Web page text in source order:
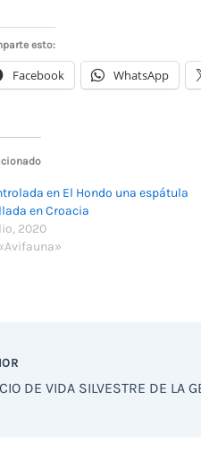
esto:
Facebook WhatsApp
en El Hondo una espátula
en Croacia
2020